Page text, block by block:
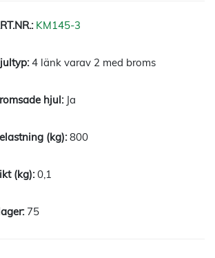
KM145-3
4 länk varav 2 med broms
Ja
800
0,1
75